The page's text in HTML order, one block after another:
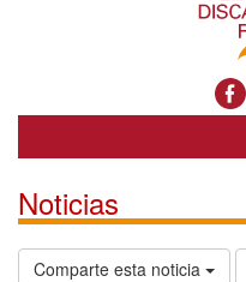
Noticias
Comparte esta noticia